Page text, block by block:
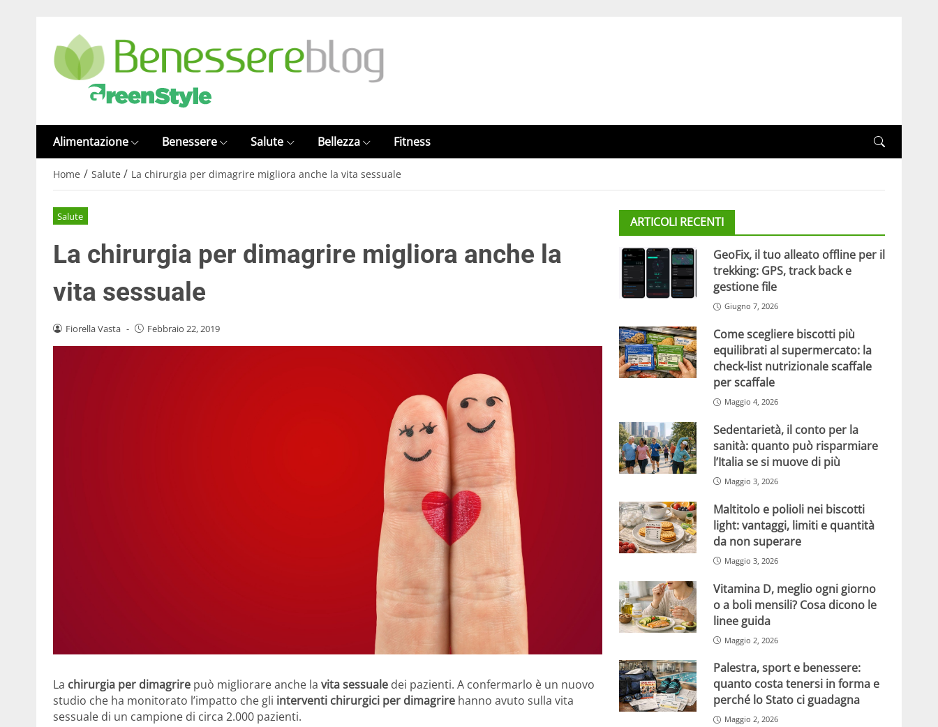
Alimentazione Benessere Salute Bellezza Fitness
Home / Salute / La chirurgia per dimagrire migliora anche la vita sessuale
Salute
La chirurgia per dimagrire migliora anche la
vita sessuale
Fiorella Vasta - Febbraio 22, 2019
La chirurgia per dimagrire può migliorare anche la vita sessuale dei pazienti. A confermarlo è un nuovo
studio che ha monitorato l’impatto che gli interventi chirurgici per dimagrire hanno avuto sulla vita
sessuale di un campione di circa 2.000 pazienti.
ARTICOLI RECENTI
GeoFix, il tuo alleato offline per il
trekking: GPS, track back e
gestione file
Giugno 7, 2026
Come scegliere biscotti più
equilibrati al supermercato: la
check-list nutrizionale scaffale
per scaffale
Maggio 4, 2026
Sedentarietà, il conto per la
sanità: quanto può risparmiare
l’Italia se si muove di più
Maggio 3, 2026
Maltitolo e polioli nei biscotti
light: vantaggi, limiti e quantità
da non superare
Maggio 3, 2026
Vitamina D, meglio ogni giorno
o a boli mensili? Cosa dicono le
linee guida
Maggio 2, 2026
Palestra, sport e benessere:
quanto costa tenersi in forma e
perché lo Stato ci guadagna
Maggio 2, 2026